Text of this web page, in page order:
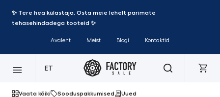
✨ Tere hea külastaja. Osta meie lehelt parimate
tehasehindadega tooteid ✨
Avaleht Meist Blogi Kontaktid
ET
Vaata kõiki Sooduspakkumised Uued